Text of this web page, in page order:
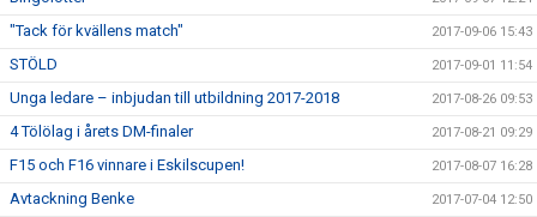
"Tack för kvällens match" 2017-09-06 15:43
STÖLD 2017-09-01 11:54
Unga ledare – inbjudan till utbildning 2017-2018 2017-08-26 09:53
4 Tölölag i årets DM-finaler 2017-08-21 09:29
F15 och F16 vinnare i Eskilscupen! 2017-08-07 16:28
Avtackning Benke 2017-07-04 12:50